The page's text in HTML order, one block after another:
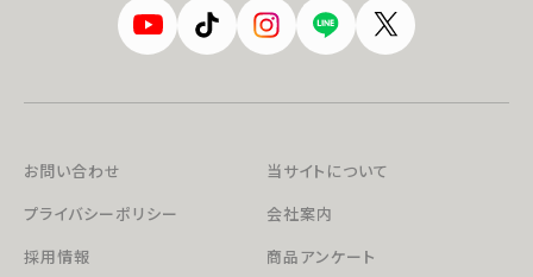
お問い合わせ
当サイトについて
プライバシーポリシー
会社案内
採用情報
商品アンケート